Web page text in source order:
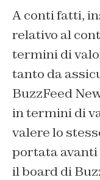
A conti fatti,
relativo al
termini di
tanto da
BuzzFeed
in termini di
valere lo
portata avanti
il board di